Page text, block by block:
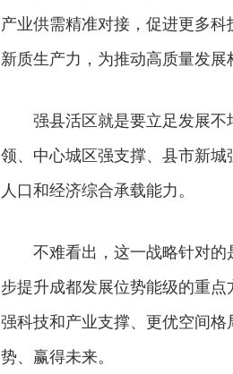
产业供需精准对接，促进更多
新质生产力，为推动高质量发展
强县活区就是要立足发展
领、中心城区强支撑、县市新
人口和经济综合承载能力。
不难看出，这一战略针对
步提升成都发展位势能级的重
强科技和产业支撑、更优空间
势、赢得未来。